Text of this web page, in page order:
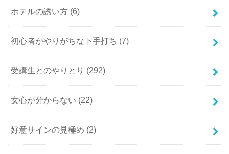
ホテルの誘い方 (6)
初心者がやりがちな下手打ち (7)
受講生とのやりとり (292)
女心が分からない (22)
好意サインの見極め (2)